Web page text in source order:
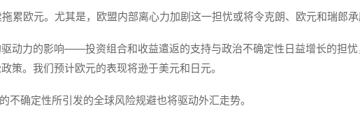
累欧元。尤其是，欧盟内部离心力加剧这一担忧或将令克朗、欧元和瑞郎承
动力的影响——投资组合和收益遣返的支持与政治不确定性日益增长的担
策。我们预计欧元的表现将逊于美元和日元。
确定性所引发的全球风险规避也将驱动外汇走势。